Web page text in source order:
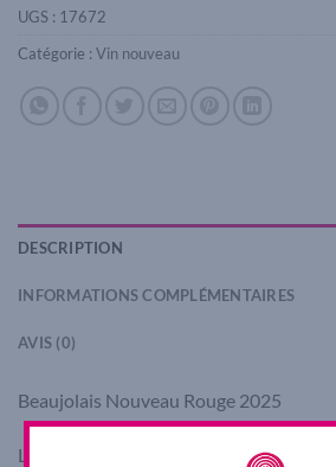
UGS : 17672
Catégorie : Vin nouveau
DESCRIPTION
INFORMATIONS COMPLÉMENTAIRES
AVIS (0)
Beaujolais Nouveau Rouge 2025
La première cuvée du millésime 2025,